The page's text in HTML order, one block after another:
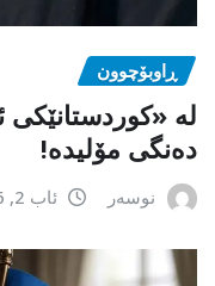
ڕاوبۆچوون
لە «کوردستانێکی
دەنگی مۆلیدە!
نوسەر ئاب 2, 2026